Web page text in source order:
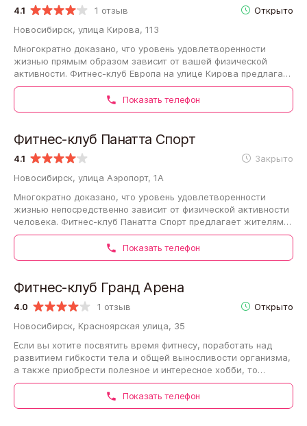
4.1 1 отзыв
Открыто
Новосибирск, улица Кирова, 113
Многократно доказано, что уровень удовлетворенности
жизнью прямым образом зависит от вашей физической
активности. Фитнес-клуб Европа на улице Кирова предлагает
жителям Новосибирска фитнес-программы,…
Показать телефон
4.1 Закрыто
Фитнес-клуб Панатта Спорт
Новосибирск, улица Аэропорт, 1А
Многократно доказано, что уровень удовлетворенности
жизнью непосредственно зависит от физической активности
человека. Фитнес-клуб Панатта Спорт предлагает жителям
Новосибирска фитнес-программы,…
Показать телефон
4.0 1 отзыв Открыто
Фитнес-клуб Гранд Арена
Новосибирск, Красноярская улица, 35
Если вы хотите посвятить время фитнесу, поработать над
развитием гибкости тела и общей выносливости организма,
а также приобрести полезное и интересное хобби, то
Фитнес-клуб Гранд Арена - это…
Показать телефон